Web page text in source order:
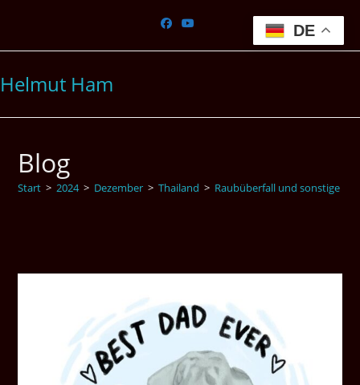
springen
Helmut Ham
Blog
Start > 2024 > Dezember > Thailand > Raubüberfall und sonstige
DE